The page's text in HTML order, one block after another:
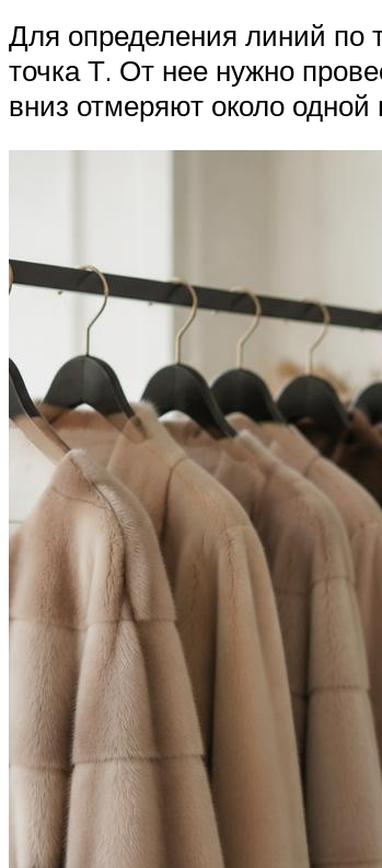
Для определения линий по
точка Т. От нее нужно
вниз отмеряют около